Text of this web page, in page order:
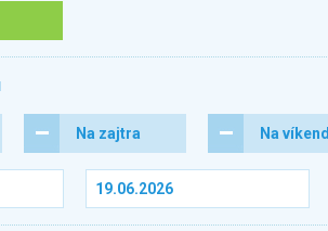
Na zajtra Na víkend